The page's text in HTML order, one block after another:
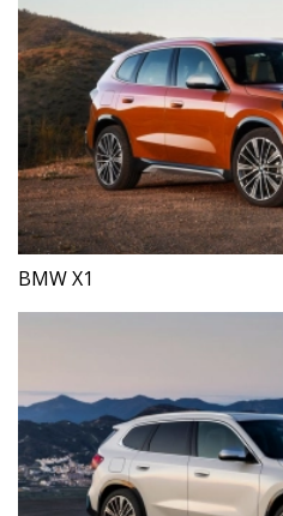
BMW X1